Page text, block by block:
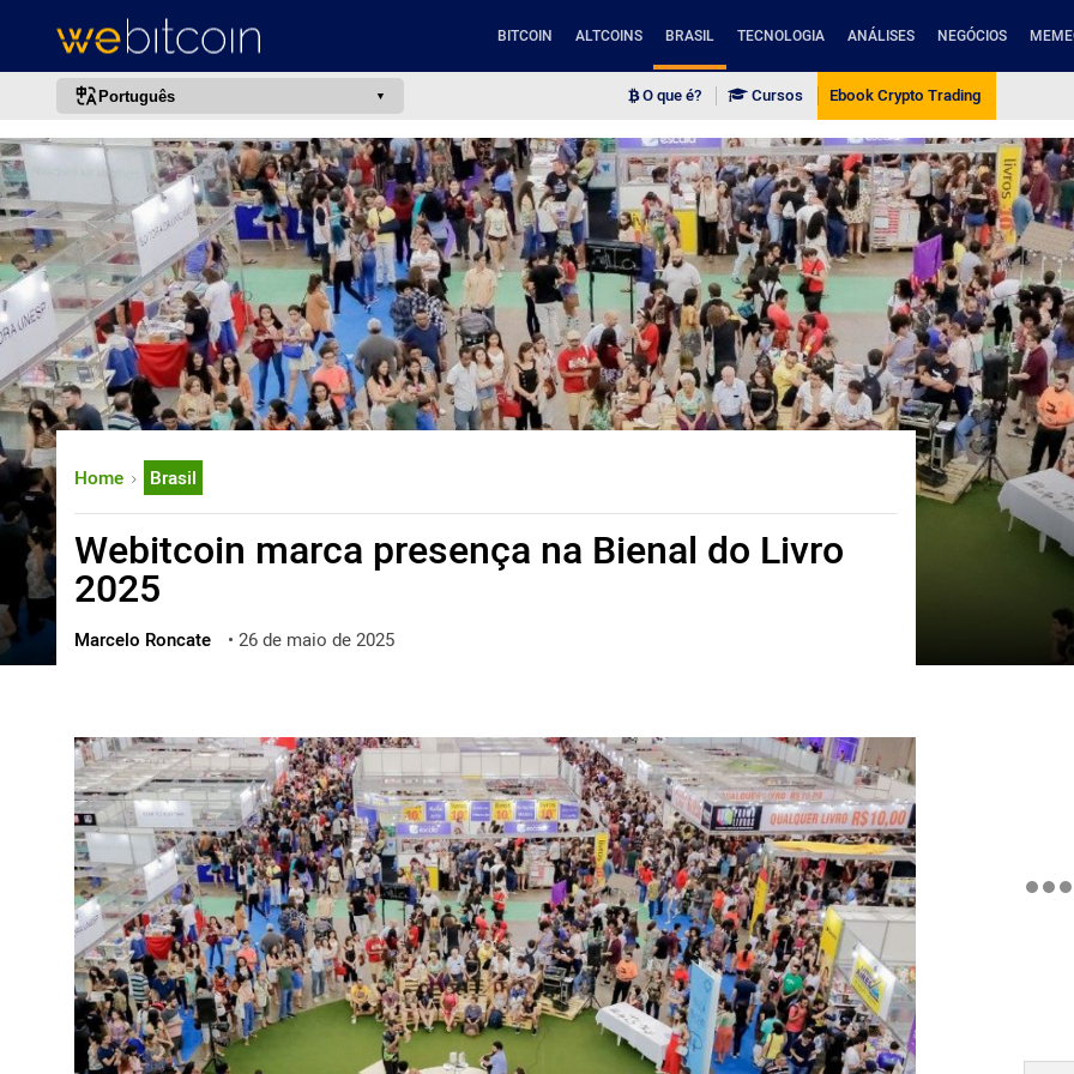
BITCOIN ALTCOINS BRASIL TECNOLOGIA ANÁLISES NEGÓCIOS
Português
português (BR)
english
español
français
italiano
deutsch
日本語
中文
한국어
العربية
ไทย
ქართული
O que é? Cursos Ebook Crypto Trading
Home Brasil
Webitcoin marca presença na Bienal do Livro
2025
Marcelo Roncate • 26 de maio de 2025